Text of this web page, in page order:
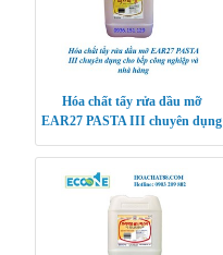
Hóa chất tẩy rửa dầu mỡ
EAR27 PASTA III chuyên dụng
hàng